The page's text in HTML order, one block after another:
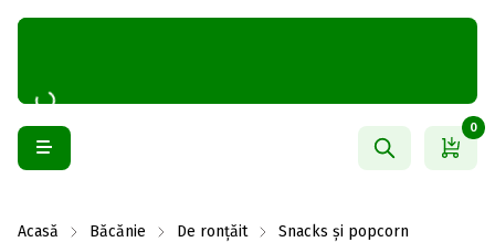
0
Acasă Băcănie De ronțăit Snacks și popcorn